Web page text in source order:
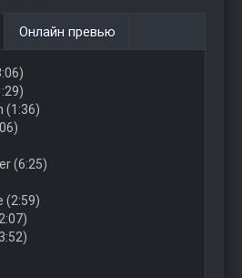
Онлайн превью
(1:36)
(6:25)
(2:59)